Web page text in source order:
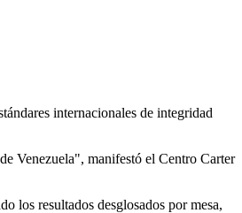
internacionales de integridad
Venezuela", manifestó el Centro Carter
los resultados desglosados por mesa,